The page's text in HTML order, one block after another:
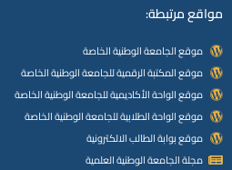
مواقع مرتبطة:
موقع الجامعة الوطنية الخاصة
موقع المكتبة الرقمية للجامعة الوطنية الخاصة
موقع الواحة الأكاديمية للجامعة الوطنية الخاصة
موقع الواحة الطلابية للجامعة الوطنية الخاصة
موقع بوابة الطالب الالكترونية
مجلة الجامعة الوطنية العلمية